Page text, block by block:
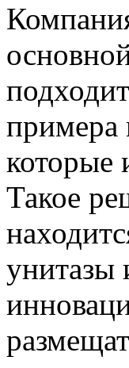
примера
Такое
унитазы